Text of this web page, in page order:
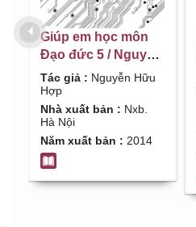
Giúp em học môn
Đạo đức 5 / Nguyễn
Hữu Hợp
Tác giả : Nguyễn Hữu
Hợp
Nhà xuất bản : Nxb.
Hà Nội
Năm xuất bản : 2014